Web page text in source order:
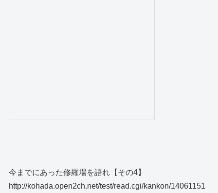
今までにあった修羅場を語れ【その4】
http://kohada.open2ch.net/test/read.cgi/kankon/14061151